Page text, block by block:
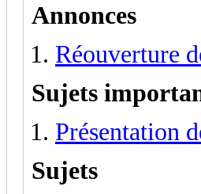
Annonces
Réouverture
Sujets
Présentation
Sujets